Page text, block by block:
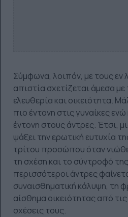
Σύμφωνα, λοιπόν, με τους εν
απιστία σχετίζεται άμεσα με
ελευθερία και οικειότητα.
πιο έντονη στις γυναίκες
έντονη στους άντρες. Έτσι,
ψάξει την ερωτική ευτυχία
τρίτου προσώπου όταν
τη σχέση και το σύντροφό
περισσότεροι άντρες
συναισθηματική κάλυψη, τη
αίσθημα οικειότητας από
σχέσεις τους.